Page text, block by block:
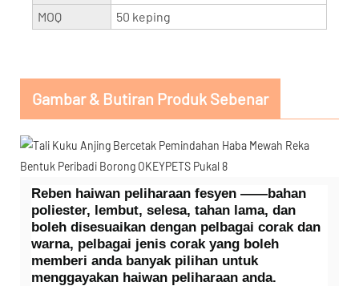
MOQ
50 keping
Gambar & Butiran Produk Sebenar
Reben haiwan peliharaan fesyen ——bahan
poliester, lembut, selesa, tahan lama, dan
boleh disesuaikan dengan pelbagai corak dan
warna, pelbagai jenis corak yang boleh
memberi anda banyak pilihan untuk
menggayakan haiwan peliharaan anda.